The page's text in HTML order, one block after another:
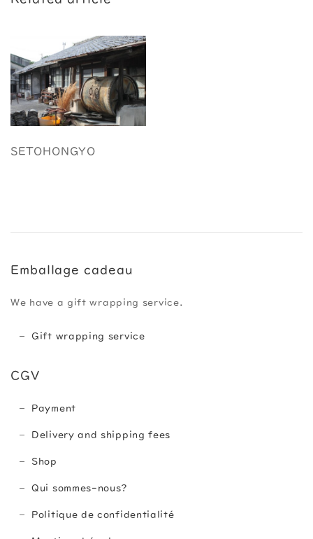
SETOHONGYO
Emballage cadeau
We have a gift wrapping service.
Gift wrapping service
CGV
Payment
Delivery and shipping fees
Shop
Qui sommes-nous?
Politique de confidentialité